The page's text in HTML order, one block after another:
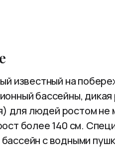
известный на
бассейны,
для людей ростом не
более 140 см.
с водными